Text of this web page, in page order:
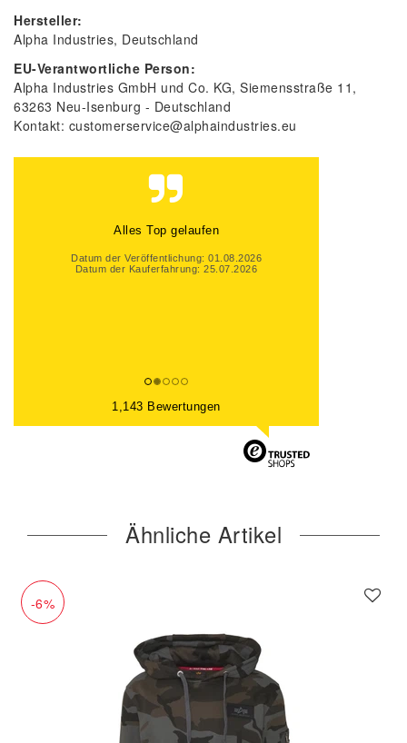
Hersteller:
Alpha Industries Deutschland
EU-Verantwortliche Person:
Alpha Industries GmbH und Co. KG Siemensstraße 11
63263 Neu-Isenburg
Deutschland
Kontakt: customerservice@alphaindustries.eu
Alles Top gelaufen
Datum der Veröffentlichung: 01.08.2026
Datum der Kauferfahrung: 25.07.2026
1,143 Bewertungen
Ähnliche Artikel
-6%